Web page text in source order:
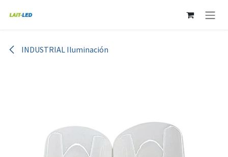
INDUSTRIAL Iluminación